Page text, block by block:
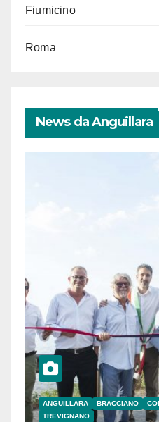
Fiumicino
Roma
News da Anguillara
ANGUILLARA BRACCIANO
TREVIGNANO